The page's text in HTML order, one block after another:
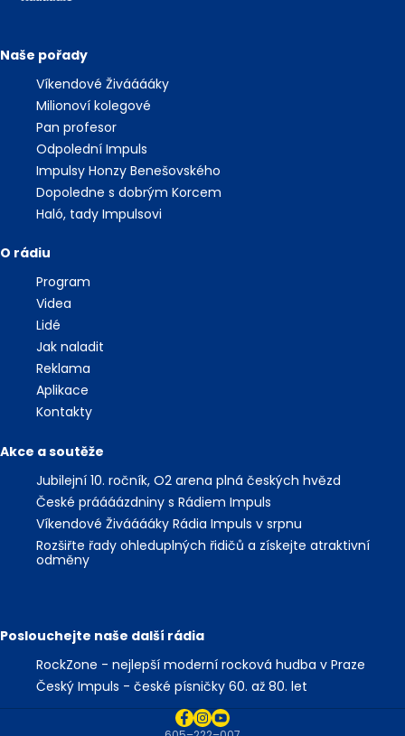
Naše pořady
Víkendové Živááááky
Milionoví kolegové
Pan profesor
Odpolední Impuls
Impulsy Honzy Benešovského
Dopoledne s dobrým Korcem
Haló, tady Impulsovi
O rádiu
Program
Videa
Lidé
Jak naladit
Reklama
Aplikace
Kontakty
Akce a soutěže
Jubilejní 10. ročník, O2 arena plná českých hvězd
České práááázdniny s Rádiem Impuls
Víkendové Živááááky Rádia Impuls v srpnu
Rozšiřte řady ohleduplných řidičů a získejte atraktivní
odměny
Poslouchejte naše další rádia
RockZone - nejlepší moderní rocková hudba v Praze
Český Impuls - české písničky 60. až 80. let